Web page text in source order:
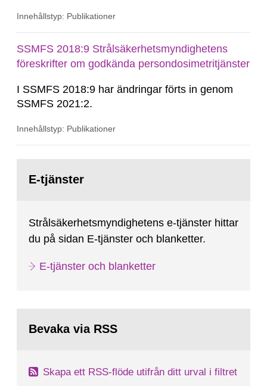
Innehållstyp: Publikationer
SSMFS 2018:9 Strålsäkerhetsmyndighetens
föreskrifter om godkända persondosimetritjänster
I SSMFS 2018:9 har ändringar förts in genom
SSMFS 2021:2.
Innehållstyp: Publikationer
sida:E-tjänster
Strålsäkerhetsmyndighetens e-tjänster hittar
du på sidan E-tjänster och blanketter.
E-tjänster och blanketter
Bevaka via RSS
Skapa ett RSS-flöde utifrån ditt urval i filtret